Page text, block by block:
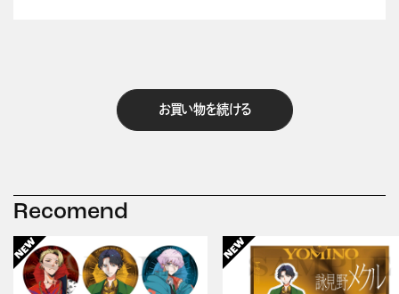
お買い物を続ける
Recomend